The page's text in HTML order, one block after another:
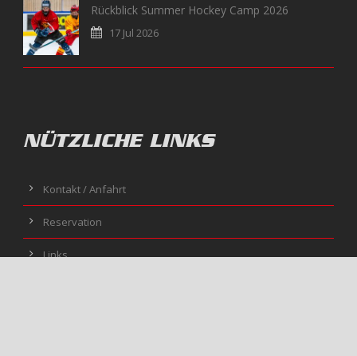
Rückblick Summer Hockey Camp 2026
17 Jul 2026
NÜTZLICHE LINKS
Kontakt / Anfahrt
Reservation
Links